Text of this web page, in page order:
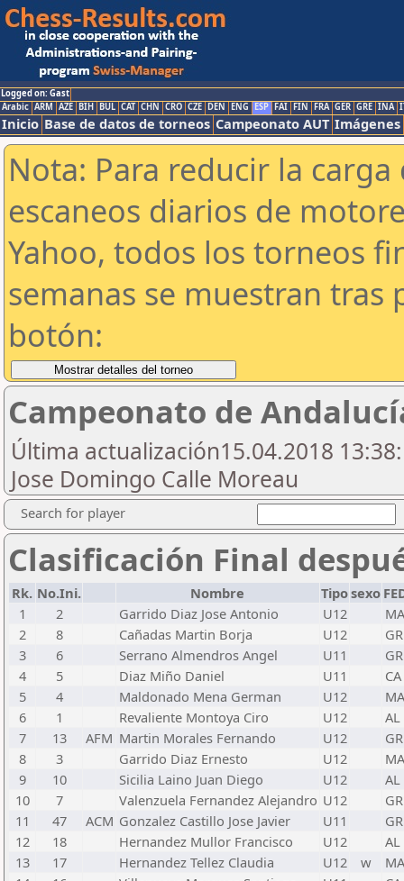
Logged on: Gast
Arabic ARM AZE BIH BUL CAT CHN CRO CZE DEN ENG ESP FAI FIN FRA GER GRE INA
Inicio Base de datos de torneos Campeonato AUT Imágenes
Nota: Para reducir la
escaneos diarios de
Yahoo, todos los torneos
semanas se muestran tras
botón:
Campeonato de
Última actualización15.04.2018
Jose Domingo Calle Moreau
Search for player
Clasificación Final
Rk. No.Ini. Nombre Tiposexo
1
2 Garrido Diaz Jose Antonio U12
MA
2
8 Cañadas Martin Borja U12
GR
3
6 Serrano Almendros Angel U11
GR
4
5 Diaz Miño Daniel U11
CA
5
4 Maldonado Mena German U12
MA
6
1 Revaliente Montoya Ciro U12
AL
7
13 AFM Martin Morales Fernando U12
GR
8
3 Garrido Diaz Ernesto U12
MA
9
10 Sicilia Laino Juan Diego U12
AL
10
7 Valenzuela Fernandez Alejandro U12
GR
11
47 ACM Gonzalez Castillo Jose Javier U11
GR
12
18 Hernandez Mullor Francisco U12
AL
13
17 Hernandez Tellez Claudia U12 w
MA